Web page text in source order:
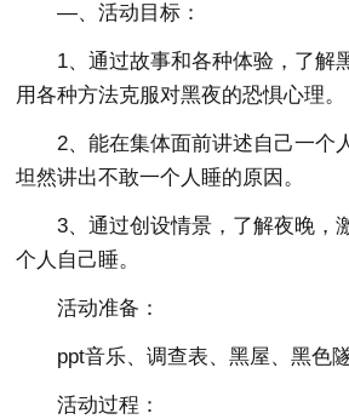
—、活动目标：
1、通过故事和各种体验，了解
用各种方法克服对黑夜的恐惧心理。
2、能在集体面前讲述自己一个
坦然讲出不敢一个人睡的原因。
3、通过创设情景，了解夜晚，
个人自己睡。
活动准备：
ppt音乐、调查表、黑屋、黑色
活动过程：